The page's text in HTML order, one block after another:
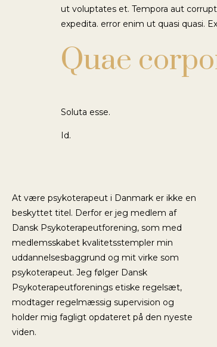
ut voluptates et. Tempora aut
expedita. error enim ut quasi quasi.
Quae
Soluta esse.
Id.
At være psykoterapeut i Danmark er ikke en
beskyttet titel. Derfor er jeg medlem af
Dansk Psykoterapeutforening, som med
medlemsskabet kvalitetsstempler min
uddannelsesbaggrund og mit virke som
psykoterapeut. Jeg følger Dansk
Psykoterapeutforenings etiske regelsæt,
modtager regelmæssig supervision og
holder mig fagligt opdateret på den nyeste
viden.